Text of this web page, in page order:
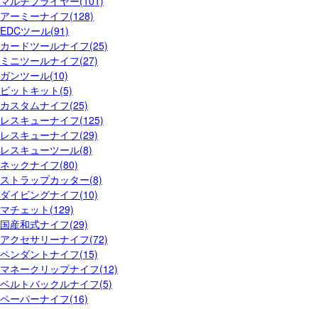
アーミーナイフ(128)
EDCツール(91)
カードツールナイフ(25)
ミニツールナイフ(27)
ガンツール(10)
ビットキット(5)
カスタムナイフ(25)
レスキューナイフ(125)
レスキューナイフ(29)
レスキューツール(8)
ネックナイフ(80)
ストラップカッター(8)
ダイビングナイフ(10)
マチェット(129)
国産和式ナイフ(29)
アクセサリーナイフ(72)
ペンダントナイフ(15)
マネークリップナイフ(12)
ベルトバックルナイフ(5)
ペーパーナイフ(16)